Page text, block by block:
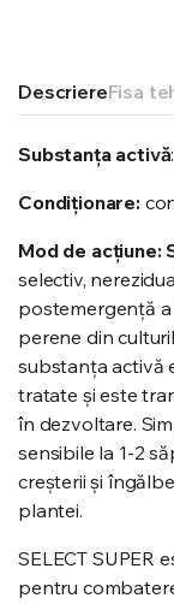
DescriereFisa
Substanța activă
Condiționare:
Mod de acțiune:
selectiv,
postemergență
perene din
substanța activă
tratate și este
în dezvoltare.
sensibile la 1-2
creșterii și
plantei.
SELECT SUPER
pentru